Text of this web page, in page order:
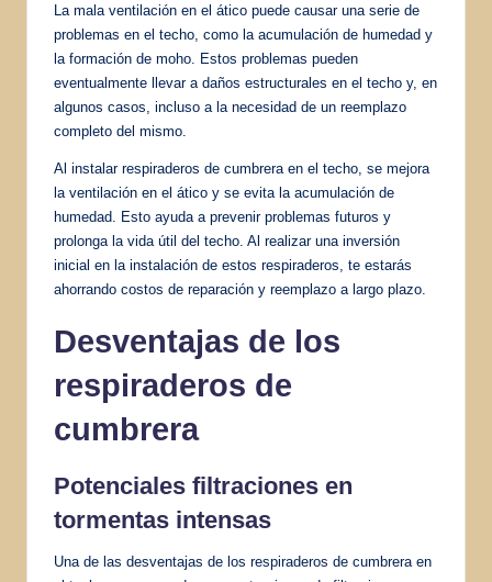
La mala ventilación en el ático puede causar una serie de
problemas en el techo, como la acumulación de humedad y
la formación de moho. Estos problemas pueden
eventualmente llevar a daños estructurales en el techo y, en
algunos casos, incluso a la necesidad de un reemplazo
completo del mismo.
Al instalar respiraderos de cumbrera en el techo, se mejora
la ventilación en el ático y se evita la acumulación de
humedad. Esto ayuda a prevenir problemas futuros y
prolonga la vida útil del techo. Al realizar una inversión
inicial en la instalación de estos respiraderos, te estarás
ahorrando costos de reparación y reemplazo a largo plazo.
Desventajas de los
respiraderos de
cumbrera
Potenciales filtraciones en
tormentas intensas
Una de las desventajas de los respiraderos de cumbrera en